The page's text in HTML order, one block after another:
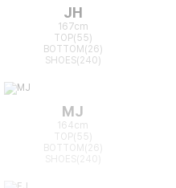
JH
167cm
TOP(55)
BOTTOM(26)
SHOES(240)
MJ
164cm
TOP(55)
BOTTOM(26)